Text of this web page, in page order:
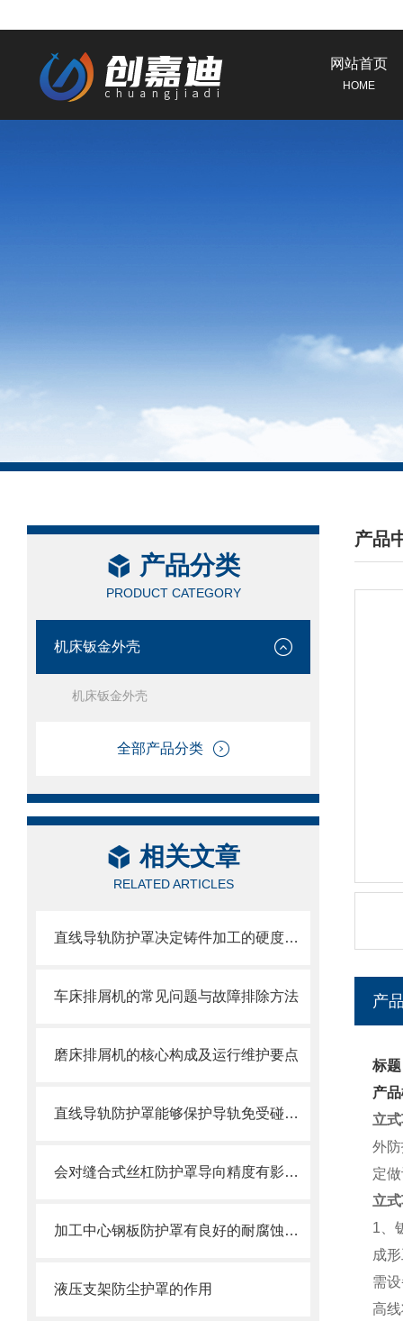
网站首页
HOME
产品分类
PRODUCT CATEGORY
机床钣金外壳
机床钣金外壳
全部产品分类
相关文章
RELATED ARTICLES
直线导轨防护罩决定铸件加工的硬度值指标
车床排屑机的常见问题与故障排除方法
磨床排屑机的核心构成及运行维护要点
直线导轨防护罩能够保护导轨免受碰撞和磨损
会对缝合式丝杠防护罩导向精度有影响的因素都有哪些？
加工中心钢板防护罩有良好的耐腐蚀性，能在各种环境下长时间使用
液压支架防尘护罩的作用
产品
/
产
标
产
立
外
定
立
1、
成
需
高